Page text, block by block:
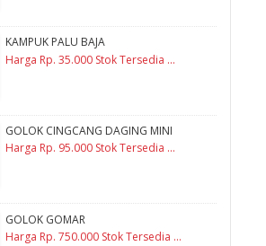
KAMPUK PALU BAJA
Harga Rp. 35.000 Stok Tersedia ...
GOLOK CINGCANG DAGING MINI
Harga Rp. 95.000 Stok Tersedia ...
GOLOK GOMAR
Harga Rp. 750.000 Stok Tersedia ...